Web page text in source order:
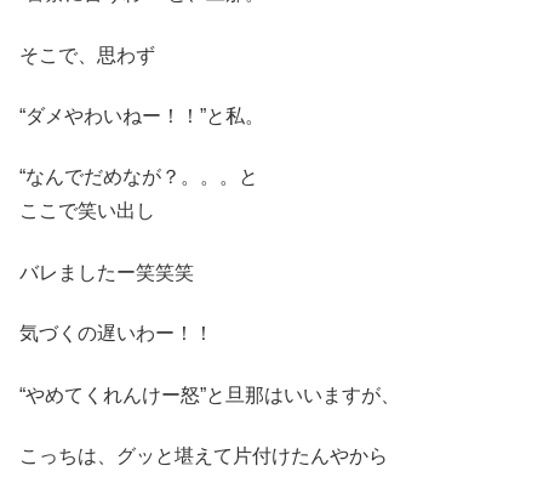
そこで、思わず
“ダメやわいねー！！”と私。
“なんでだめなが？。。。と
ここで笑い出し
バレましたー笑笑笑
気づくの遅いわー！！
“やめてくれんけー怒”と旦那はいいますが、
こっちは、グッと堪えて片付けたんやから